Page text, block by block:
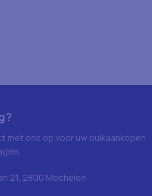
met ons op voor uw bulkaankopen
21, 2800 Mechelen